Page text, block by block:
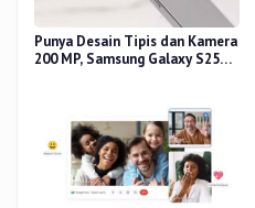
Punya Desain Tipis dan Kamera
200 MP, Samsung Galaxy S25